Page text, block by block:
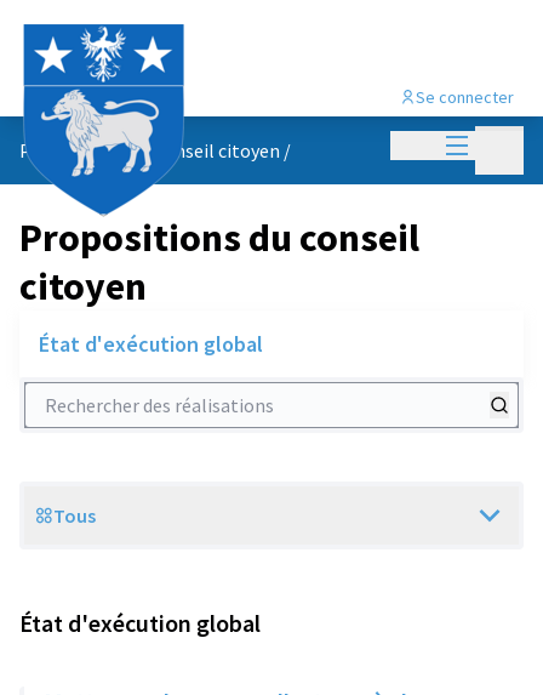
Menu
Se connecter
Propositions du conseil citoyen /
Propositions du conseil
citoyen
État d'exécution global
Rechercher des réalisations
Scope
Tous
État d'exécution global